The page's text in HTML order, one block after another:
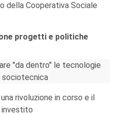
della Cooperativa Sociale
progetti e politiche
"da dentro" le tecnologie
sociotecnica
rivoluzione in corso e il
investito